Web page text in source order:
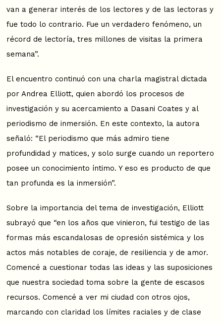
van a generar interés de los lectores y de las lectoras y
fue todo lo contrario. Fue un verdadero fenómeno, un
récord de lectoría, tres millones de visitas la primera
semana”.
El encuentro continuó con una charla magistral dictada
por Andrea Elliott, quien abordó los procesos de
investigación y su acercamiento a Dasani Coates y al
periodismo de inmersión. En este contexto, la autora
señaló: “El periodismo que más admiro tiene
profundidad y matices, y solo surge cuando un reportero
posee un conocimiento íntimo. Y eso es producto de que
tan profunda es la inmersión”.
Sobre la importancia del tema de investigación, Elliott
subrayó que “en los años que vinieron, fui testigo de las
formas más escandalosas de opresión sistémica y los
actos más notables de coraje, de resiliencia y de amor.
Comencé a cuestionar todas las ideas y las suposiciones
que nuestra sociedad toma sobre la gente de escasos
recursos. Comencé a ver mi ciudad con otros ojos,
marcando con claridad los límites raciales y de clase